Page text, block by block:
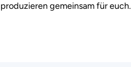
produzieren gemeinsam für euch.